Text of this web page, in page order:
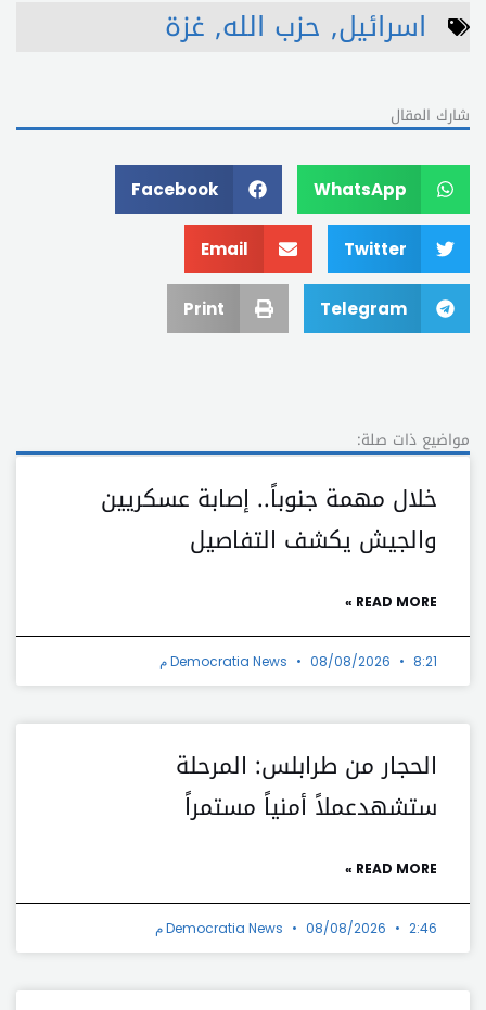
اسرائيل, حزب الله, غزة
شارك المقال
WhatsApp
Facebook
Twitter
Email
Telegram
Print
مواضيع ذات صلة:
خلال مهمة جنوباً.. إصابة عسكريين
والجيش يكشف التفاصيل
READ MORE »
Democratia News 08/08/2026 8:21 م
الحجار من طرابلس: المرحلة
ستشهدعملاً أمنياً مستمراً
READ MORE »
Democratia News 08/08/2026 2:46 م